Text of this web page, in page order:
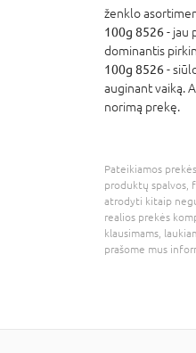
ženklo
100g 8526- jau
dominantis
100g 8526-
auginant vaiką.
norimą prekę.
Pateikiamos
produktų spalvos,
atrodyti kitaip
realios prekės
klausimams,
prašome mus